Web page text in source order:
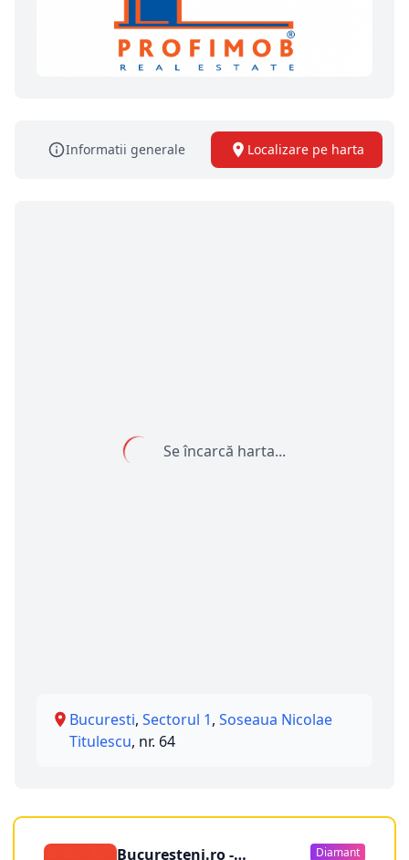
Informatii generale Localizare pe harta
Se încarcă harta...
Bucuresti, Sectorul 1, Soseaua Nicolae
Titulescu, nr. 64
Bucuresteni.ro - Diamant